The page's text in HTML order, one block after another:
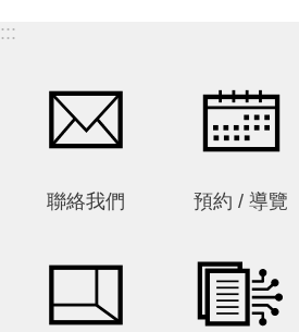
聯絡我們 預約 / 導覽
:::